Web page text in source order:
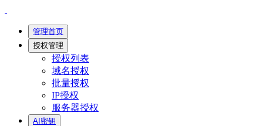
管理首页
授权管理
授权列表
域名授权
批量授权
IP授权
服务器授权
AI密钥